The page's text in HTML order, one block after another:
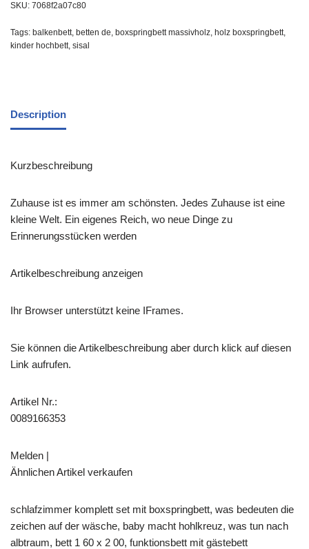
SKU: 7068f2a07c80
Tags: balkenbett, betten de, boxspringbett massivholz, holz boxspringbett,
kinder hochbett, sisal
Description
Kurzbeschreibung
Zuhause ist es immer am schönsten. Jedes Zuhause ist eine
kleine Welt. Ein eigenes Reich, wo neue Dinge zu
Erinnerungsstücken werden
Artikelbeschreibung anzeigen
Ihr Browser unterstützt keine IFrames.
Sie können die Artikelbeschreibung aber durch klick auf diesen
Link aufrufen.
Artikel Nr.:
0089166353
Melden |
Ähnlichen Artikel verkaufen
schlafzimmer komplett set mit boxspringbett, was bedeuten die
zeichen auf der wäsche, baby macht hohlkreuz, was tun nach
albtraum, bett 1 60 x 2 00, funktionsbett mit gästebett